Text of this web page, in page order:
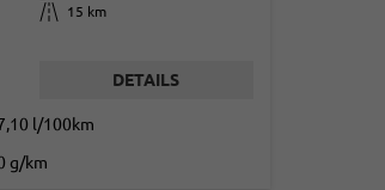
Kilometerstand
15 km
DETAILS
l/100km
g/km